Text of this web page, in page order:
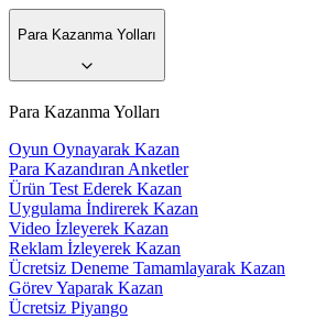
Para Kazanma Yolları
Para Kazanma Yolları
Oyun Oynayarak Kazan
Para Kazandıran Anketler
Ürün Test Ederek Kazan
Uygulama İndirerek Kazan
Video İzleyerek Kazan
Reklam İzleyerek Kazan
Ücretsiz Deneme Tamamlayarak Kazan
Görev Yaparak Kazan
Ücretsiz Piyango